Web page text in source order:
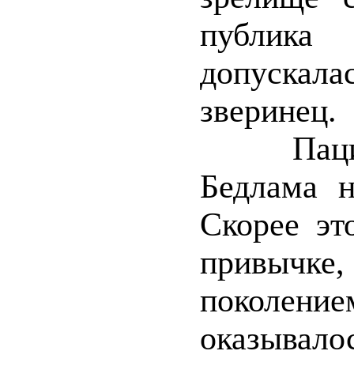
зверинец.
Бедлама
Скорее